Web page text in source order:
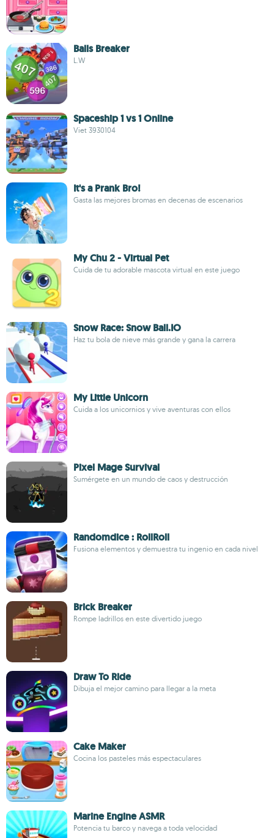
Balls Breaker
L.W
Spaceship 1 vs 1 Online
Viet 3930104
It's a Prank Bro!
Gasta las mejores bromas en decenas de escenarios
My Chu 2 - Virtual Pet
Cuida de tu adorable mascota virtual en este juego
Snow Race: Snow Ball.IO
Haz tu bola de nieve más grande y gana la carrera
My Little Unicorn
Cuida a los unicornios y vive aventuras con ellos
Pixel Mage Survival
Sumérgete en un mundo de caos y destrucción
Randomdice : RollRoll
Fusiona elementos y demuestra tu ingenio en cada nivel
Brick Breaker
Rompe ladrillos en este divertido juego
Draw To Ride
Dibuja el mejor camino para llegar a la meta
Cake Maker
Cocina los pasteles más espectaculares
Marine Engine ASMR
Potencia tu barco y navega a toda velocidad